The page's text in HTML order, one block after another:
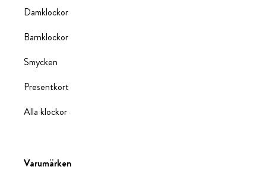
Damklockor
Barnklockor
Smycken
Presentkort
Alla klockor
Varumärken